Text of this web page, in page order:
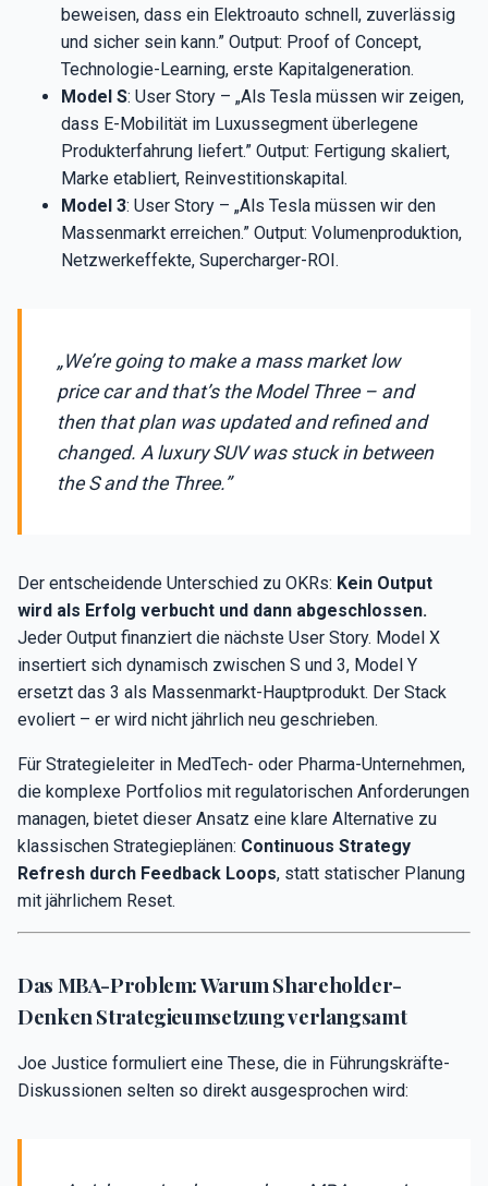
beweisen, dass ein Elektroauto schnell, zuverlässig
und sicher sein kann.” Output: Proof of Concept,
Technologie-Learning, erste Kapitalgeneration.
Model S: User Story – „Als Tesla müssen wir zeigen,
dass E-Mobilität im Luxussegment überlegene
Produkterfahrung liefert.” Output: Fertigung skaliert,
Marke etabliert, Reinvestitionskapital.
Model 3: User Story – „Als Tesla müssen wir den
Massenmarkt erreichen.” Output: Volumenproduktion,
Netzwerkeffekte, Supercharger-ROI.
„We’re going to make a mass market low
price car and that’s the Model Three – and
then that plan was updated and refined and
changed. A luxury SUV was stuck in between
the S and the Three.”
Der entscheidende Unterschied zu OKRs: Kein Output
wird als Erfolg verbucht und dann abgeschlossen.
Jeder Output finanziert die nächste User Story. Model X
insertiert sich dynamisch zwischen S und 3, Model Y
ersetzt das 3 als Massenmarkt-Hauptprodukt. Der Stack
evoliert – er wird nicht jährlich neu geschrieben.
Für Strategieleiter in MedTech- oder Pharma-Unternehmen,
die komplexe Portfolios mit regulatorischen Anforderungen
managen, bietet dieser Ansatz eine klare Alternative zu
klassischen Strategieplänen: Continuous Strategy
Refresh durch Feedback Loops, statt statischer Planung
mit jährlichem Reset.
Das MBA-Problem: Warum Shareholder-
Denken Strategieumsetzung verlangsamt
Joe Justice formuliert eine These, die in Führungskräfte-
Diskussionen selten so direkt ausgesprochen wird: